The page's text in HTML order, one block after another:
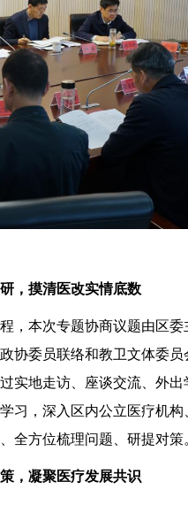
，摸清医改实情底数
，本次专题协商议题由区
协委员联络和教卫文体委
实地走访、座谈交流、外
习，深入区内公立医疗机
全方位梳理问题、研提对策
，凝聚医疗发展共识